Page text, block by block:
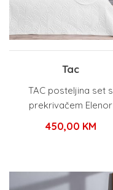
Tac
TAC posteljina set s
prekrivačem Elenor
450,00 KM